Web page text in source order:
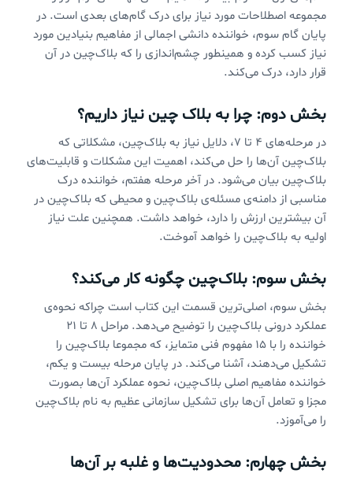
مجموعه اصطلاحات مورد نیاز برای درک گام‌های بعدی است. در
پایان گام سوم، خواننده دانشی اجمالی از مفاهیم بنیادین مورد
نیاز کسب کرده و همینطور چشم‌اندازی را که بلاک‌چین در آن
قرار دارد، درک می‌کند.
بخش دوم: چرا به بلاک چین نیاز داریم؟
در مرحله‌های ۴ تا ۷، دلایل نیاز به بلاک‌چین، مشکلاتی که
بلاک‌چین آن‌ها را حل می‌کند، اهمیت این مشکلات و قابلیت‌های
بلاک‌چین بیان می‌شود. در آخر مرحله هفتم، خواننده درک
مناسبی از دامنه‌ی مسئله‌ی بلاک‌چین و محیطی که بلاک‌چین در
آن بیشترین ارزش را دارد، خواهد داشت. همچنین علت نیاز
اولیه به بلاک‌چین را خواهد آموخت.
بخش سوم: بلاک‌چین چگونه کار می‌کند؟
بخش سوم، اصلی‌ترین قسمت این کتاب است چراکه نحوه‌ی
عملکرد درونی بلاک‌چین را توضیح می‌دهد. مراحل ۸ تا ۲۱
خواننده را با ۱۵ مفهوم فنی متمایز، که مجموعا بلاک‌چین را
تشکیل می‌دهند، آشنا می‌کند. در پایان مرحله بیست و یکم،
خواننده مفاهیم اصلی بلاک‌چین، نحوه عملکرد آن‌ها بصورت
مجزا و تعامل آن‌ها برای تشکیل سازمانی عظیم به نام بلاک‌چین
را می‌آموزد.
بخش چهارم: محدودیت‌ها و غلبه بر آن‌ها